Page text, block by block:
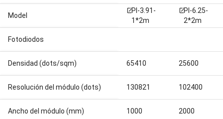
Model
open_in_newPI-3.91-
1*2m
open_in_newPI-6.25-
2*2m
Fotodiodos
Densidad (dots/sqm) 65410 25600
Resolución del módulo (dots) 130821 102400
Ancho del módulo (mm) 1000 2000